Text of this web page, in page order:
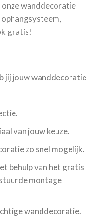
onze wanddecoratie
gratis!
jij jouw wanddecoratie
van jouw keuze.
zo snel mogelijk.
behulp van het gratis
montage
wanddecoratie.